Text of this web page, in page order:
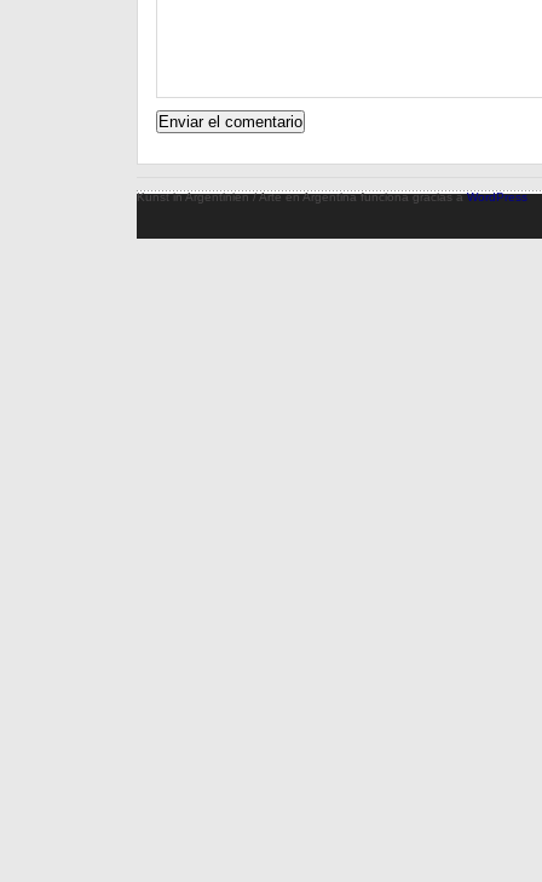
Kunst in Argentinien / Arte en Argentina funciona gracias aWordPress